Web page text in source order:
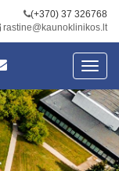
(+370) 37 326768
rastine@kaunoklinikos.lt